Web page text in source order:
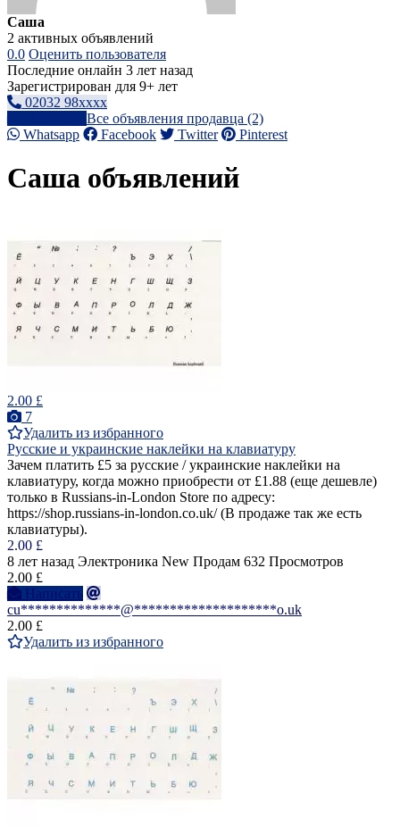
Саша
2 активных объявлений
0.0 Оценить пользователя
Последние онлайн 3 лет назад
Зарегистрирован для 9+ лет
02032 98xxxx
Все объявления продавца (2)
Whatsapp
Facebook Twitter Pinterest
Саша объявлений
2.00 £
7
Удалить из избранного
Русские и украинские наклейки на клавиатуру
Зачем платить £5 за русские / украинские наклейки на
клавиатуру, когда можно приобрести от £1.88 (еще дешевле)
только в Russians-in-London Store по адресу:
https://shop.russians-in-london.co.uk/ (В продаже так же есть
клавиатуры).
2.00 £
8 лет назад Электроника New Продам 632 Просмотров
2.00 £
Написать
cu**************@********************o.uk
2.00 £
Удалить из избранного